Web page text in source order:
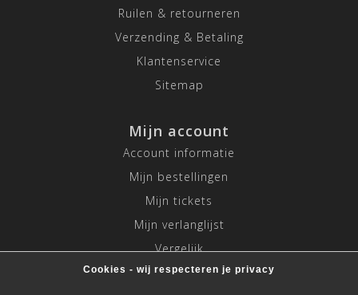
Cookies - wij respecteren je privacy
Ruilen & retourneren
Verzending & Betaling
Klantenservice
Sitemap
Mijn account
Account informatie
Mijn bestellingen
Mijn tickets
Mijn verlanglijst
Vergelijk
Alle producten